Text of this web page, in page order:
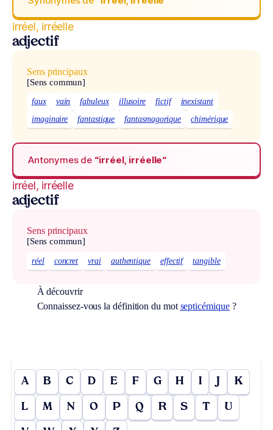
irréel, irréelle
adjectif
Sens principaux
[Sens commun]
faux vain fabuleux illusoire fictif
inexistant
imaginaire
fantastique fantasmagorique chimérique
Antonymes de “irréel, irréelle“
irréel, irréelle
adjectif
Sens principaux
[Sens commun]
réel concret vrai authentique effectif tangible
À découvrir
Connaissez-vous la définition du mot septicémique?
A B C D E F G H I J K
L M N O P Q R S T U